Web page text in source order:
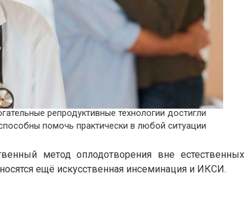
репродуктивные технологии достигли
помочь практически в любой ситуации
метод оплодотворения вне естественных
ещё искусственная инсеминация и ИКСИ.